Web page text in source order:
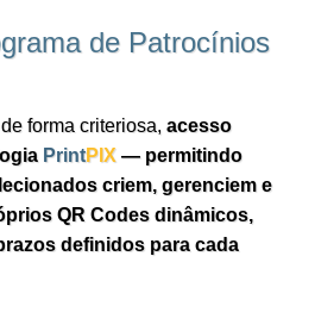
de Patrocínios
forma criteriosa, acesso
PrintPIX — permitindo
criem, gerenciem e
QR Codes dinâmicos,
definidos para cada